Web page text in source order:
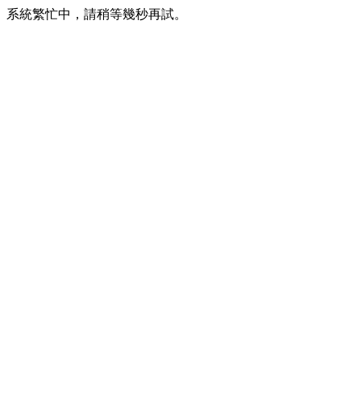
系統繁忙中，請稍等幾秒再試。